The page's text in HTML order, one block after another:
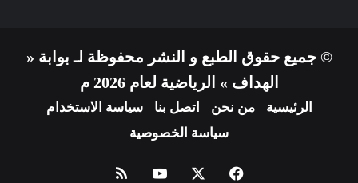
© جميع حقوق الطبع و النشر محفوظة لـ بوابة «
الهداف » الرياضية لعام 2026 م
الرئيسية من نحن اتصل بنا
سياسة الاستخدام
سياسة الخصوصية
فيسبوك يوتيوبملخص